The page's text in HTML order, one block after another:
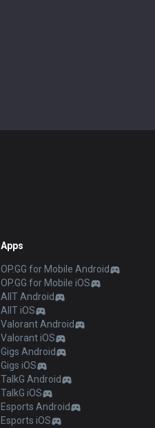
Apps
OP.GG for Mobile Android
OP.GG for Mobile iOS
AllT Android
AllT iOS
Valorant Android
Valorant iOS
Gigs Android
Gigs iOS
TalkG Android
TalkG iOS
Esports Android
Esports iOS